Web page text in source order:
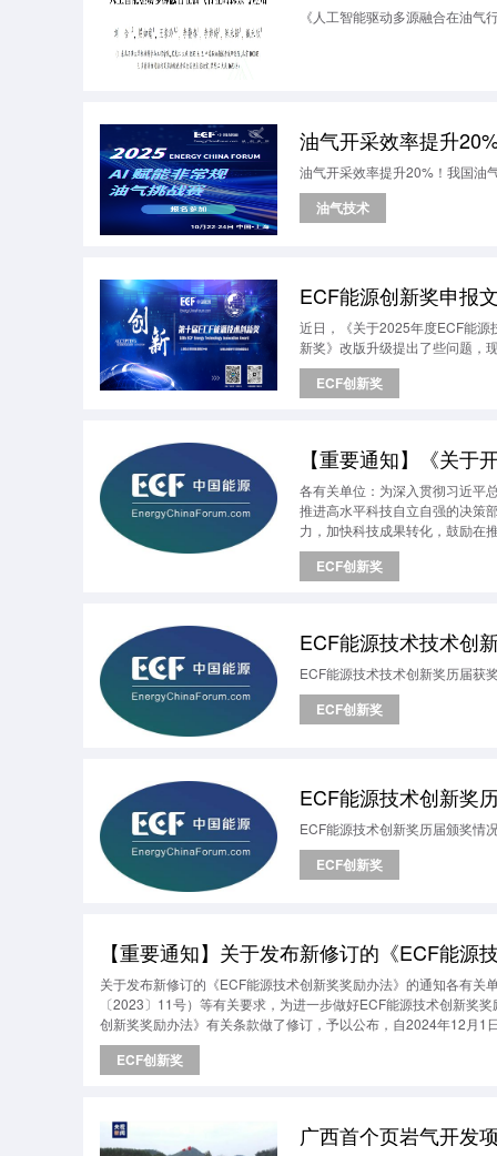
《人工智能驱动多源融合在油气
油气开采效率提升
油气开采效率提升20%！我国油
油气技术
ECF能源创新奖申报
近日，《关于2025年度ECF能源
新奖》改版升级提出了些问题，
ECF创新奖
各有关单位：为深入贯彻习近平
推进高水平科技自立自强的决策
力，加快科技成果转化，鼓励在
源技术创新奖奖励办法》的有关
太地区非常规能源领域具有专
ECF创新奖
ECF能源技术技术创
ECF能源技术技术创新奖历届获
ECF创新奖
ECF能源技术创新奖
ECF能源技术创新奖历届颁奖情
ECF创新奖
【重要通知】关于发布新修订的《ECF能源
关于发布新修订的《ECF能源技术创新奖奖励办法》的通知各有
〔2023〕11号）等有关要求，为进一步做好ECF能源技术创新奖
创新奖奖励办法》有关条款做了修订，予以公布，自2024年12月
能源研究中心 二〇二四年十二月一日
ECF创新奖
广西首个页岩气开发